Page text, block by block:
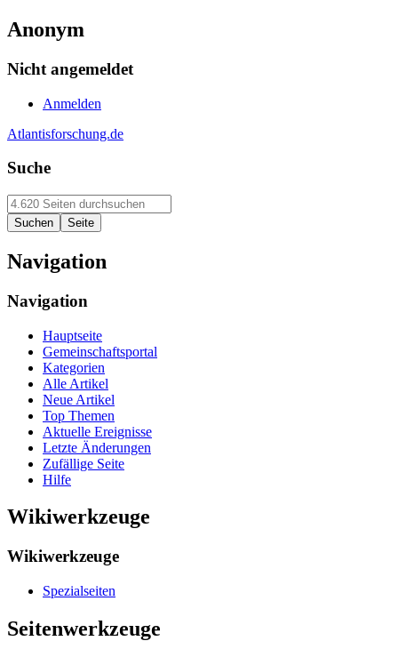
Anonym
Nicht angemeldet
Anmelden
Atlantisforschung.de
Suche
Navigation
Navigation
Hauptseite
Gemeinschaftsportal
Kategorien
Alle Artikel
Neue Artikel
Top Themen
Aktuelle Ereignisse
Letzte Änderungen
Zufällige Seite
Hilfe
Wikiwerkzeuge
Wikiwerkzeuge
Spezialseiten
Seitenwerkzeuge